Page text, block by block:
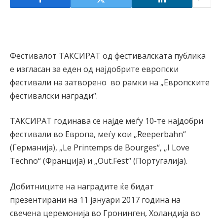
Фестивалот ТАКСИРАТ од фестивалската публика
е изгласан за еден од најдобрите европски
фестивали на затворено во рамки на „Европските
фестивалски награди“.
ТАКСИРАТ годинава се најде меѓу 10-те најдобри
фестивали во Европа, меѓу кои „Reeperbahn“
(Германија), „Le Printemps de Bourges“, „I Love
Techno“ (Франција) и „Out.Fest“ (Португалија).
Добитниците на наградите ќе бидат
презентирани на 11 јануари 2017 година на
свечена церемонија во Гронинген, Холандија во